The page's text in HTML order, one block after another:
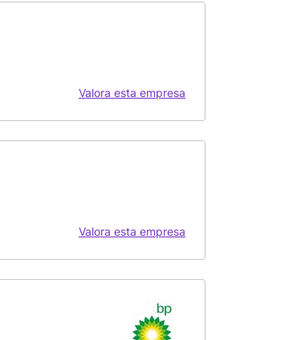
Valora esta empresa
Valora esta empresa